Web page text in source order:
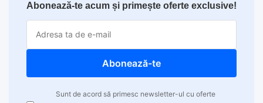
Abonează-te acum și primește oferte exclusive!
Abonează-te
Sunt de acord să primesc newsletter-ul cu oferte